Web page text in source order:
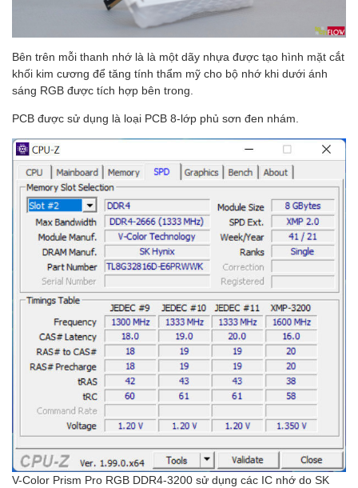
Bên trên mỗi thanh nhớ là là một dãy nhựa được tạo hình mặt cắt
khối kim cương để tăng tính thẩm mỹ cho bộ nhớ khi dưới ánh
sáng RGB được tích hợp bên trong.
PCB được sử dụng là loại PCB 8-lớp phủ sơn đen nhám.
V-Color Prism Pro RGB DDR4-3200 sử dụng các IC nhớ do SK